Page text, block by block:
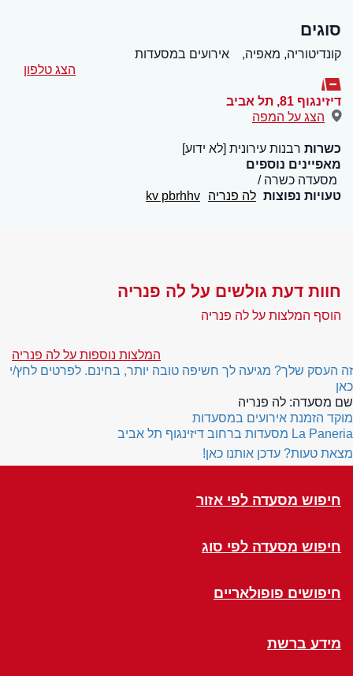
סוגים
קונדיטוריה, מאפיה,
אירועים במסעדות
הצג טלפון
דיזינגוף 81 , תל אביב
הצג על המפה
כשרות רבנות עירונית [לא ידוע]
מאפיינים נוספים
מסעדה כשרה
טעויות נפוצות לה פנריה kv pbrhhv
חוות דעת גולשים על לה פנריה
הוסף המלצות על לה פנריה
המלצות נוספות על לה פנריה
זה העסק שלך? מגיעה לך חשיפה טובה יותר, בחינם. לפרטים לחץ/י
כאן
שם מסעדה: לה פנריה
מוקד הזמנת אירועים במסעדות
La Paneria מסעדות ברחוב דיזינגוף תל אביב
מצאת טעות? עדכן אותנו כאן!
חיפוש מסעדה לפי אזור
חיפוש מסעדה לפי סוג
חיפושים פופולאריים
מידע ברשת